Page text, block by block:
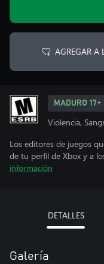
AGREGAR A
MADURO 17+
Violencia,
Los editores de juegos
de tu perfil de Xbox y a
información
DETALLES
Galería